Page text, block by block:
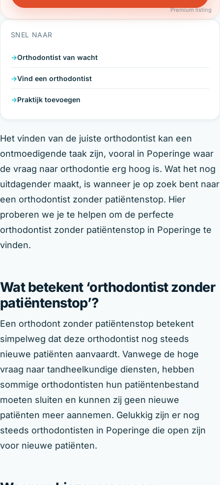
Premium listing
SNEL NAAR
Orthodontist van wacht
Vind een orthodontist
Praktijk toevoegen
Het vinden van de juiste orthodontist kan een
ontmoedigende taak zijn, vooral in Poperinge waar
de vraag naar orthodontie erg hoog is. Wat het nog
uitdagender maakt, is wanneer je op zoek bent naar
een orthodontist zonder patiëntenstop. Hier
proberen we je te helpen om de perfecte
orthodontist zonder patiëntenstop in Poperinge te
vinden.
Wat betekent ‘orthodontist zonder
patiëntenstop’?
Een orthodont zonder patiëntenstop betekent
simpelweg dat deze orthodontist nog steeds
nieuwe patiënten aanvaardt. Vanwege de hoge
vraag naar tandheelkundige diensten, hebben
sommige orthodontisten hun patiëntenbestand
moeten sluiten en kunnen zij geen nieuwe
patiënten meer aannemen. Gelukkig zijn er nog
steeds orthodontisten in Poperinge die open zijn
voor nieuwe patiënten.